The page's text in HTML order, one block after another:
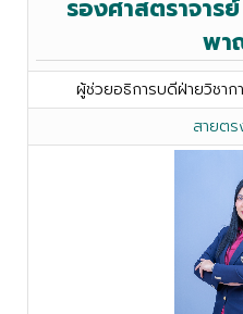
รองศาสตราจาร
พา
ผู้ช่วยอธิการบดีฝ่ายวิชาก
สายตร